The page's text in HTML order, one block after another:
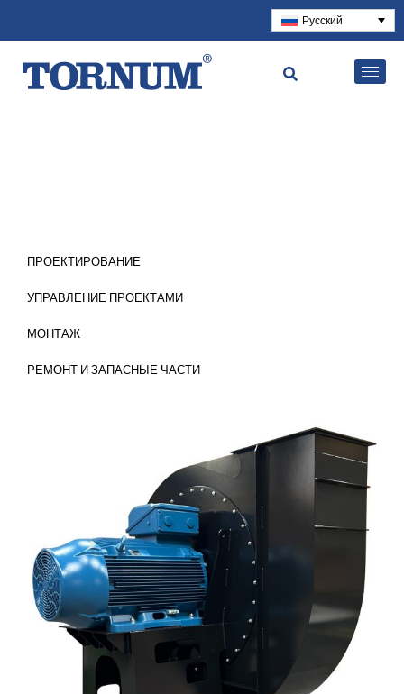
Русский
ПРОЕКТИРОВАНИЕ
УПРАВЛЕНИЕ ПРОЕКТАМИ
МОНТАЖ
РЕМОНТ И ЗАПАСНЫЕ ЧАСТИ